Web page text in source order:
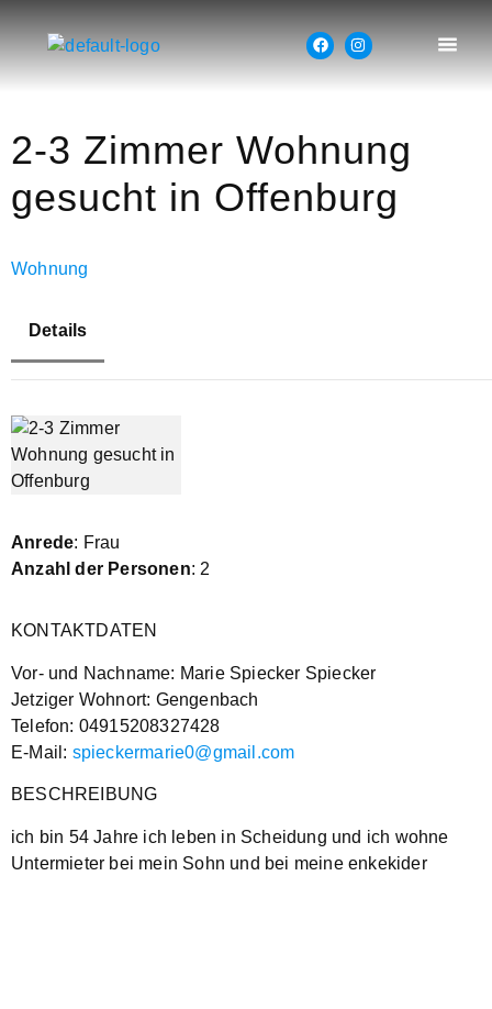
2-3 Zimmer Wohnung
gesucht in Offenburg
Wohnung
Details
Anrede: Frau
Anzahl der Personen: 2
KONTAKTDATEN
Vor- und Nachname: Marie Spiecker Spiecker
Jetziger Wohnort: Gengenbach
Telefon: 04915208327428
E-Mail: spieckermarie0@gmail.com
BESCHREIBUNG
ich bin 54 Jahre ich leben in Scheidung und ich wohne
Untermieter bei mein Sohn und bei meine enkekider